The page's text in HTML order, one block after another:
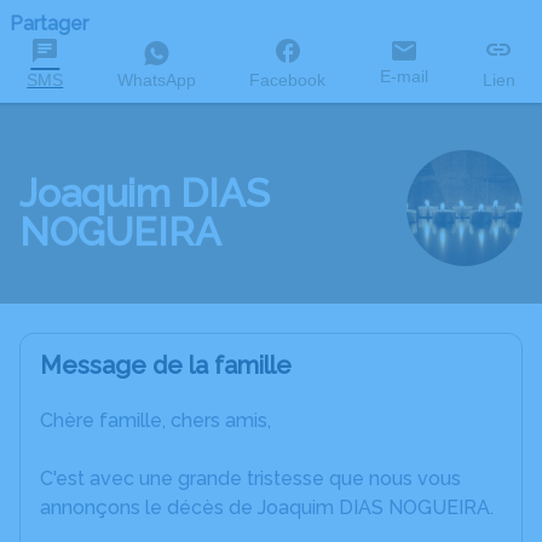
Partager
SMS WhatsApp Facebook E-mail Lien
Joaquim DIAS
NOGUEIRA
Message de la famille
Chère famille, chers amis,
C'est avec une grande tristesse que nous vous
annonçons le décès de Joaquim DIAS NOGUEIRA.